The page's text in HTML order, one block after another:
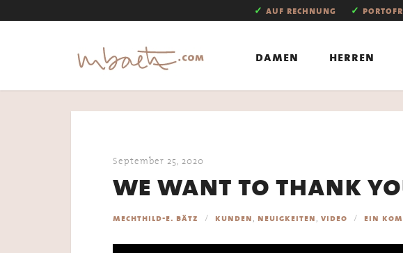
✓ auf rechnung ✓
damen herren
September 25, 2020
we want to thank
mechthild-e. bätz kunden, neuigkeiten, video ein